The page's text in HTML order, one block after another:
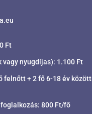
Ft
vagy nyugdíjas): 1.100 Ft
felnőtt + 2 fő 6-18 év
800 Ft/fő